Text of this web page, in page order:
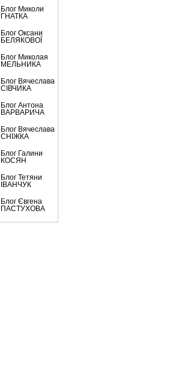
Блог Миколи
ГНАТКА
Блог Оксани
БЕЛЯКОВОЇ
Блог Миколая
МЕЛЬНИКА
Блог Вячеслава
CІВЧИКА
Блог Антона
ВАРВАРИЧА
Блог Вячеслава
СНІЖКА
Блог Галини
КОСЯН
Блог Тетяни
ІВАНЧУК
Блог Євгена
ПАСТУХОВА